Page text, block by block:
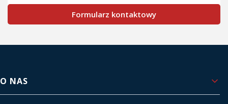
Formularz kontaktowy
Linki w stopce
O NAS